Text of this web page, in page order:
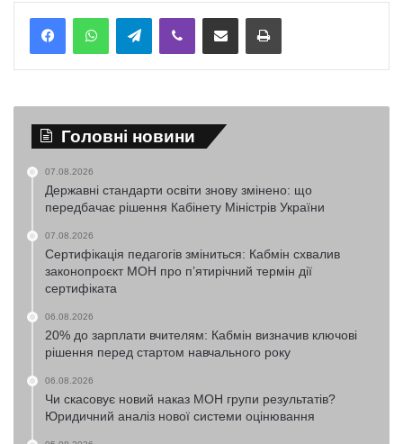
TelegramViber Надіслати електронною поштоюНадрукувати
Головні новини
07.08.2026
Державні стандарти освіти знову змінено: що
передбачає рішення Кабінету Міністрів України
07.08.2026
Сертифікація педагогів зміниться: Кабмін схвалив
законопроєкт МОН про п’ятирічний термін дії
сертифіката
06.08.2026
20% до зарплати вчителям: Кабмін визначив ключові
рішення перед стартом навчального року
06.08.2026
Чи скасовує новий наказ МОН групи результатів?
Юридичний аналіз нової системи оцінювання